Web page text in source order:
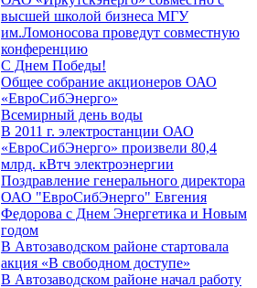
высшей школой бизнеса МГУ
им.Ломоносова проведут совместную
конференцию
С Днем Победы!
Общее собрание акционеров ОАО
«ЕвроСибЭнерго»
Всемирный день воды
В 2011 г. электростанции ОАО
«ЕвроСибЭнерго» произвели 80,4
млрд. кВтч электроэнергии
Поздравление генерального директора
ОАО "ЕвроСибЭнерго" Евгения
Федорова с Днем Энергетика и Новым
годом
В Автозаводском районе стартовала
акция «В свободном доступе»
В Автозаводском районе начал работу